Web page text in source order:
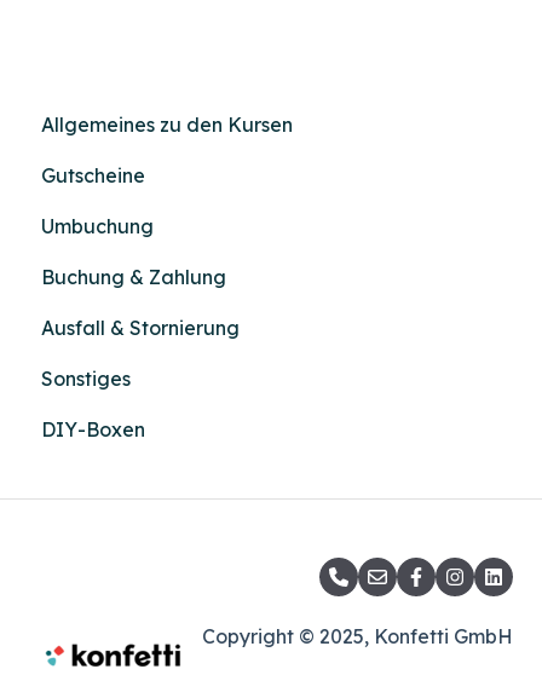
Allgemeines zu den Kursen
Gutscheine
Umbuchung
Buchung & Zahlung
Ausfall & Stornierung
Sonstiges
DIY-Boxen
Copyright © 2025, Konfetti GmbH